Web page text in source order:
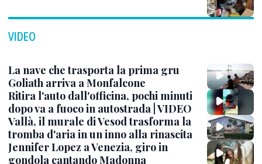
VIDEO
La nave che trasporta la prima gru
Goliath arriva a Monfalcone
Ritira l'auto dall'officina, pochi minuti
dopo va a fuoco in autostrada | VIDEO
Vallà, il murale di Vesod trasforma la
tromba d'aria in un inno alla rinascita
Jennifer Lopez a Venezia, giro in
gondola cantando Madonna